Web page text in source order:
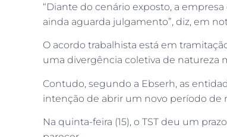
“Diante do cenário exposto, a
ainda aguarda julgamento”, diz, em
O acordo trabalhista está em
uma divergência coletiva de natureza
Contudo, segundo a Ebserh, as
intenção de abrir um novo período de
Na quinta-feira (15), o TST deu um